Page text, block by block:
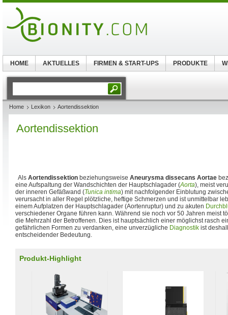
Home Lexikon Aortendissektion
Aortendissektion
Als Aortendissektion beziehungsweise Aneurysma dissecans Aortae
eine Aufspaltung der Wandschichten der Hauptschlagader (Aorta), meist
der inneren Gefäßwand (Tunica intima) mit nachfolgender Einblutung
verursacht in aller Regel plötzliche, heftige Schmerzen und ist unmittelbar
einem Aufplatzen der Hauptschlagader (Aortenruptur) und zu akuten
verschiedener Organe führen kann. Während sie noch vor 50 Jahren meist
die Mehrzahl der Betroffenen. Dies ist hauptsächlich einer möglichst rasch
gefährlichen Formen zu verdanken, eine unverzügliche Diagnostik ist
entscheidender Bedeutung.
Produkt-Highlight
HOME AKTUELLES FIRMEN & START-UPS PRODUKTE